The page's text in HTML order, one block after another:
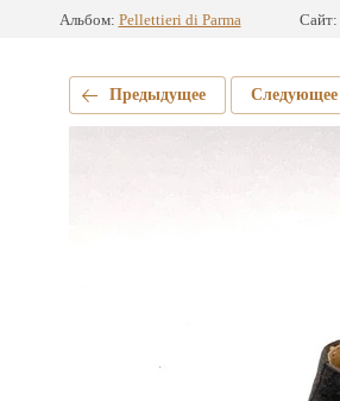
Альбом: Pellettieri di Parma Сайт:
Предыдущее Следующее